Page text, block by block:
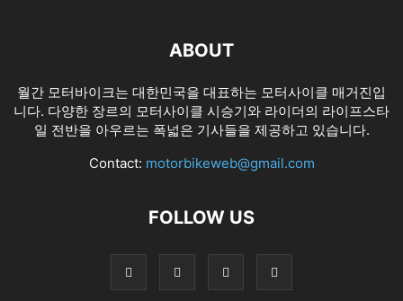
ABOUT
월간 모터바이크는 대한민국을 대표하는 모터사이클 매거진입
니다. 다양한 장르의 모터사이클 시승기와 라이더의 라이프스타
일 전반을 아우르는 폭넓은 기사들을 제공하고 있습니다.
Contact: motorbikeweb@gmail.com
FOLLOW US